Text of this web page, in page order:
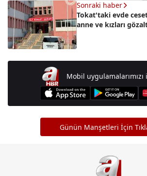
Sonraki haber
Tokat'taki evde
anne ve kızları
Mobil
Günün Manşetleri İçin